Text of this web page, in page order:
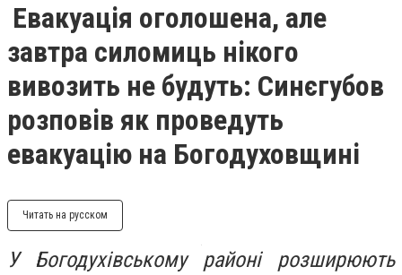
Евакуація оголошена, але
завтра силомиць нікого
вивозить не будуть: Синєгубов
розповів як проведуть
евакуацію на Богодуховщині
Читать на русском
У Богодухівському районі розширюють